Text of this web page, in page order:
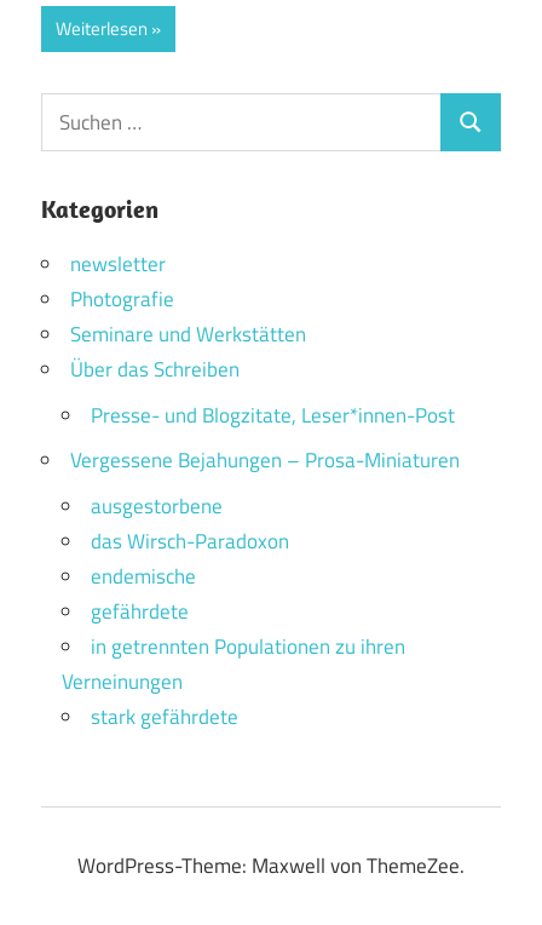
Weiterlesen
Suchen
nach:
Suchen
Kategorien
newsletter
Photografie
Seminare und Werkstätten
Über das Schreiben
Presse- und Blogzitate, Leser*innen-Post
Vergessene Bejahungen – Prosa-Miniaturen
ausgestorbene
das Wirsch-Paradoxon
endemische
gefährdete
in getrennten Populationen zu ihren
Verneinungen
stark gefährdete
WordPress-Theme: Maxwell von ThemeZee.